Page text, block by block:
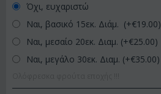
Όχι, ευχαριστώ
Ναι, βασικό 15εκ. Διάμ. (+€19.00)
Ναι, μεσαίο 20εκ. Διαμ. (+€25.00)
Ναι, μεγάλο 30εκ. Διαμ. (+€35.00)